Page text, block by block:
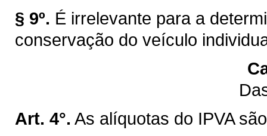
§ 9º. É irrelevante para a
conservação do veículo
Art. 4°. As alíquotas do IPVA